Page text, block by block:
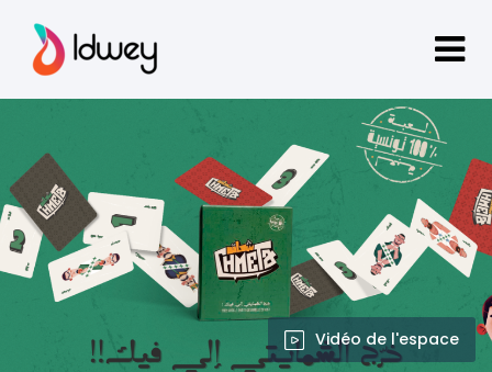
Vidéo de l'espace